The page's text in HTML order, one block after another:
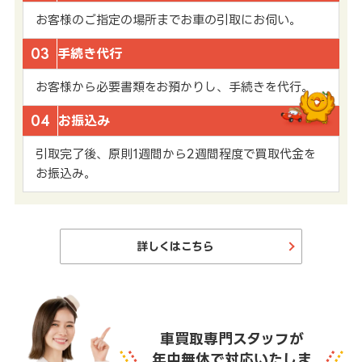
お客様のご指定の場所までお車の引取にお伺い。
03 手続き代行
お客様から必要書類をお預かりし、手続きを代行。
04 お振込み
引取完了後、原則1週間から2週間程度で買取代金を
お振込み。
詳しくはこちら
車買取専門スタッフが
年中無休で対応いたしま